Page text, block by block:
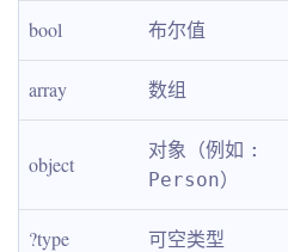
bool 布尔值
array 数组
object
对象（例如 :
Person）
?type 可空类型